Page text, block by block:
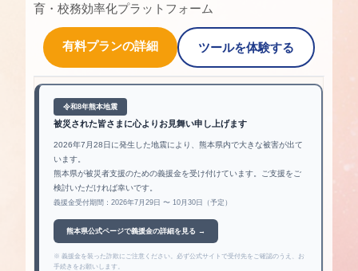
育・校務効率化プラットフォーム
有料プランの詳細 ツールを体験する
令和8年熊本地震
被災された皆さまに心よりお見舞い申し上げます
2026年7月28日に発生した地震により、熊本県内で大きな被害が出て
います。
熊本県が被災者支援のための義援金を受け付けています。ご支援をご
検討いただければ幸いです。
義援金受付期間：2026年7月29日 〜 10月30日（予定）
熊本県公式ページで義援金の詳細を見る →
※ 義援金を装った詐欺にご注意ください。必ず公式サイトで受付先をご確認のうえ、お
手続きをお願いします。